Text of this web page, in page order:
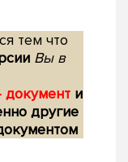
тем что
Вы в
документ и
другие